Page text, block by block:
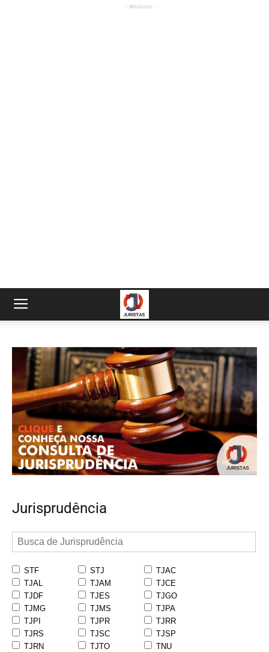
- Anúncio -
Jurisprudência
STF STJ
TJAC
TJAL
TJAM
TJCE
TJDF
TJES
TJGO
TJMG
TJMS
TJPA
TJPI
TJPR
TJRR
TJRS
TJSC
TJSP
TJRN
TJTO
TNU